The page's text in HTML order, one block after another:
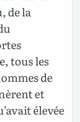
de la
tous les
de
et
élevée